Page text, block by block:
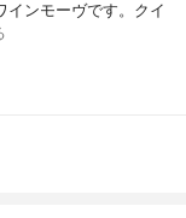
ンモーヴです。クイ